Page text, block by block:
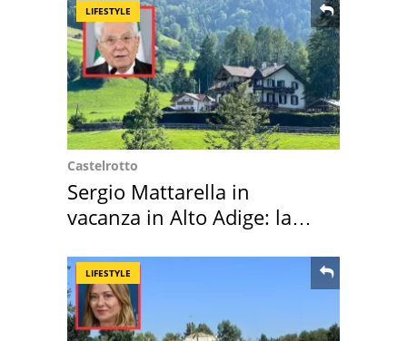
LIFESTYLE
Castelrotto
Sergio Mattarella in
vacanza in Alto Adige: la
LIFESTYLE